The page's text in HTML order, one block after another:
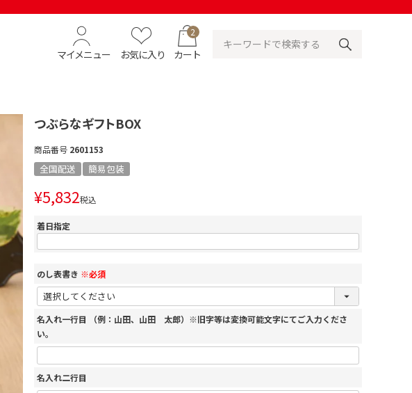
マイメニュー お気に入り
2
カート
つぶらなギフトBOX
商品番号 2601153
全国配送 簡易包装
¥5,832税込
着日指定
のし表書き ※必須
名入れ一行目 （例：山田、山田 太郎）※旧字等は変換可能文字にてご入力くださ
い。
名入れ二行目